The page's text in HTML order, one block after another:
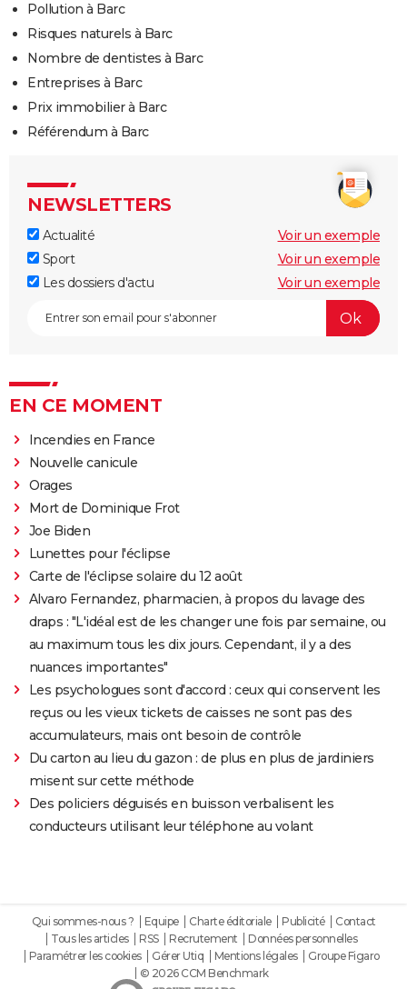
Pollution à Barc
Risques naturels à Barc
Nombre de dentistes à Barc
Entreprises à Barc
Prix immobilier à Barc
Référendum à Barc
NEWSLETTERS
Actualité
Voir un exemple
Sport
Voir un exemple
Les dossiers d'actu
Voir un exemple
EN CE MOMENT
Incendies en France
Nouvelle canicule
Orages
Mort de Dominique Frot
Joe Biden
Lunettes pour l'éclipse
Carte de l'éclipse solaire du 12 août
Alvaro Fernandez, pharmacien, à propos du lavage des
draps : "L'idéal est de les changer une fois par semaine, ou
au maximum tous les dix jours. Cependant, il y a des
nuances importantes"
Les psychologues sont d'accord : ceux qui conservent les
reçus ou les vieux tickets de caisses ne sont pas des
accumulateurs, mais ont besoin de contrôle
Du carton au lieu du gazon : de plus en plus de jardiniers
misent sur cette méthode
Des policiers déguisés en buisson verbalisent les
conducteurs utilisant leur téléphone au volant
Qui sommes-nous ? Equipe Charte éditoriale Publicité
Contact
Tous les articles
RSS Recrutement
Données personnelles
Paramétrer les cookies
Gérer Utiq Mentions légales
Groupe Figaro
© 2026 CCM Benchmark